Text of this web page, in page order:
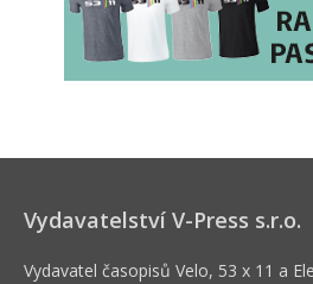
Vydavatelství V-Press s.r.o.
Vydavatel časopisů Velo, 53 x 11 a